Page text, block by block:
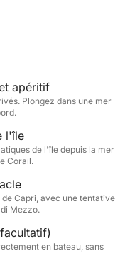
d'une
l'île emblématique
côte, votre skipper
marines les plus
Grotte de Corail,
le temps. Vous
Faraglioni, ces
des flots,
immortaliser
les frais de
nous vous
apéritif
Plongez dans une mer
l'île
de l'île depuis la mer
Corail.
Capri, avec une tentative
Mezzo.
en bateau, sans